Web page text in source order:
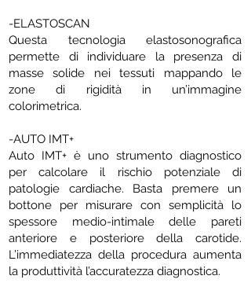
-ELASTOSCAN
Questa tecnologia elastosonografica
permette di individuare la presenza di
masse solide nei tessuti mappando le
zone di rigidità in un’immagine
colorimetrica.
-AUTO IMT+
Auto IMT+ è uno strumento diagnostico
per calcolare il rischio potenziale di
patologie cardiache. Basta premere un
bottone per misurare con semplicità lo
spessore medio-intimale delle pareti
anteriore e posteriore della carotide.
L’immediatezza della procedura aumenta
la produttività l’accuratezza diagnostica.